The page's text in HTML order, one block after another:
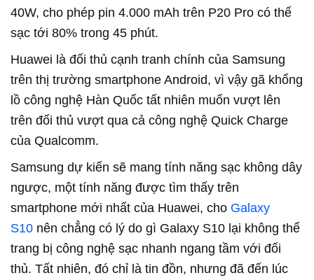
40W, cho phép pin 4.000 mAh trên P20 Pro có thể
sạc tới 80% trong 45 phút.
Huawei là đối thủ cạnh tranh chính của Samsung
trên thị trường smartphone Android, vì vậy gã khổng
lồ công nghệ Hàn Quốc tất nhiên muốn vượt lên
trên đối thủ vượt qua cả công nghệ Quick Charge
của Qualcomm.
Samsung dự kiến ​​sẽ mang tính năng sạc không dây
ngược, một tính năng được tìm thấy trên
smartphone mới nhất của Huawei, cho Galaxy
S10 nên chẳng có lý do gì Galaxy S10 lại không thể
trang bị công nghệ sạc nhanh ngang tầm với đối
thủ. Tất nhiên, đó chỉ là tin đồn, nhưng đã đến lúc